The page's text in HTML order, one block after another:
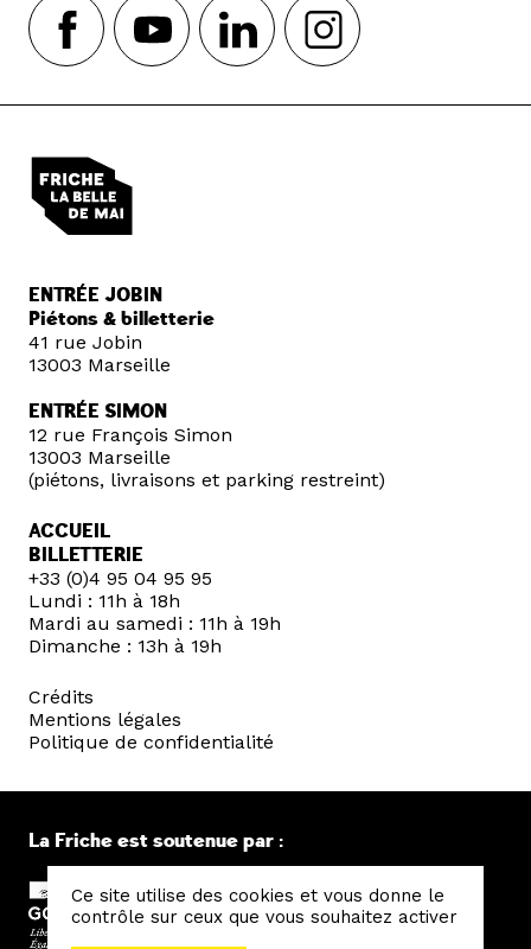
ENTRÉE JOBIN
Piétons & billetterie
41 rue Jobin
13003 Marseille
ENTRÉE SIMON
12 rue François Simon
13003 Marseille
(piétons, livraisons et parking restreint)
ACCUEIL
BILLETTERIE
+33 (0)4 95 04 95 95
Lundi : 11h à 18h
Mardi au samedi : 11h à 19h
Dimanche : 13h à 19h
Crédits
Mentions légales
Politique de confidentialité
La Friche est soutenue par :
Ce site utilise des cookies et vous donne le
contrôle sur ceux que vous souhaitez activer